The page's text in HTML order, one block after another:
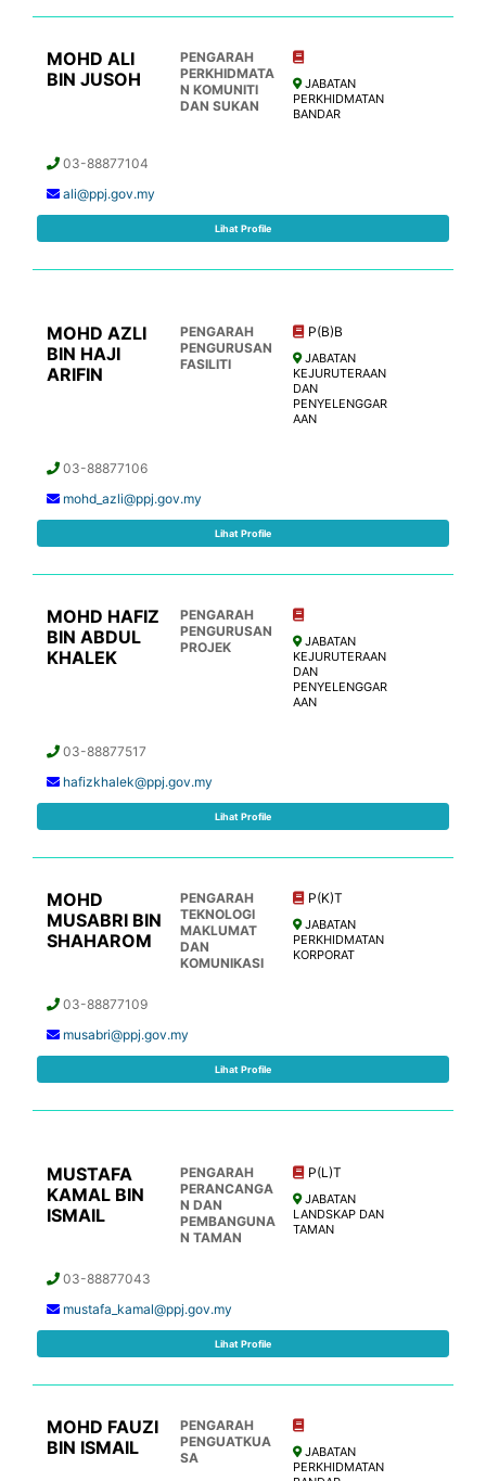
MOHD ALI
BIN JUSOH
PENGARAH
PERKHIDMATA
N KOMUNITI
DAN SUKAN
JABATAN
PERKHIDMATAN
BANDAR
03-88877104
ali@ppj.gov.my
Lihat Profile
MOHD AZLI
BIN HAJI
ARIFIN
PENGARAH
PENGURUSAN
FASILITI
P(B)B
JABATAN
KEJURUTERAAN
DAN
PENYELENGGAR
AAN
03-88877106
mohd_azli@ppj.gov.my
Lihat Profile
MOHD HAFIZ
BIN ABDUL
KHALEK
PENGARAH
PENGURUSAN
PROJEK
JABATAN
KEJURUTERAAN
DAN
PENYELENGGAR
AAN
03-88877517
hafizkhalek@ppj.gov.my
Lihat Profile
MOHD
MUSABRI BIN
SHAHAROM
PENGARAH
TEKNOLOGI
MAKLUMAT
DAN
KOMUNIKASI
P(K)T
JABATAN
PERKHIDMATAN
KORPORAT
03-88877109
musabri@ppj.gov.my
Lihat Profile
MUSTAFA
KAMAL BIN
ISMAIL
PENGARAH
PERANCANGA
N DAN
PEMBANGUNA
N TAMAN
P(L)T
JABATAN
LANDSKAP DAN
TAMAN
03-88877043
mustafa_kamal@ppj.gov.my
Lihat Profile
MOHD FAUZI
BIN ISMAIL
PENGARAH
PENGUATKUA
SA
JABATAN
PERKHIDMATAN